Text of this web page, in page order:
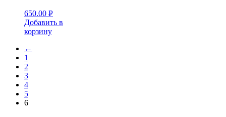
650.00 Р
УБ.
Добавить в
корзину
←
1
2
3
4
5
6